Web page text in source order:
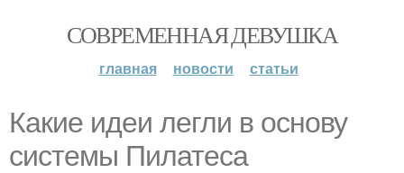
СОВРЕМЕННАЯ ДЕВУШКА
главная новости статьи
Какие идеи легли в основу
системы Пилатеса